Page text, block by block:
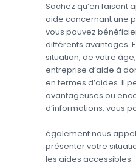
Sachez qu’en faisant
aide concernant une
vous pouvez
différents avantages.
situation, de votre
entreprise d’aide à
en termes d’aides. Il
avantageuses ou
d’informations, vous
également nous
présenter votre
les aides accessibles.